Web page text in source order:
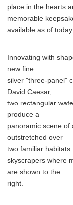
place in the hearts
memorable
available as of today.
Innovating with
new fine
silver "three-panel"
David Caesar,
two rectangular
produce a
panoramic scene of
outstretched over
two familiar
skyscrapers where
are shown to the
right.